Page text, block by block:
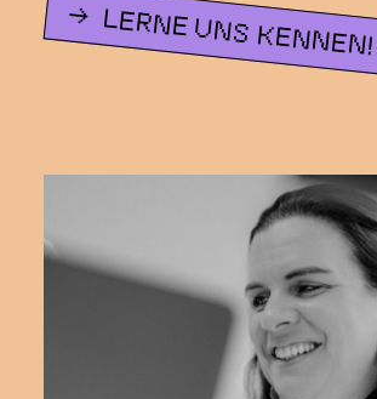
LERNE UNS KENNEN!